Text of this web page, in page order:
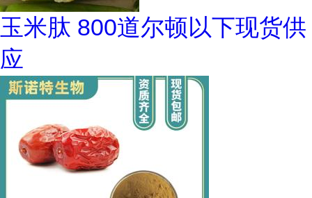
玉米肽 800道尔顿以下现货供
应